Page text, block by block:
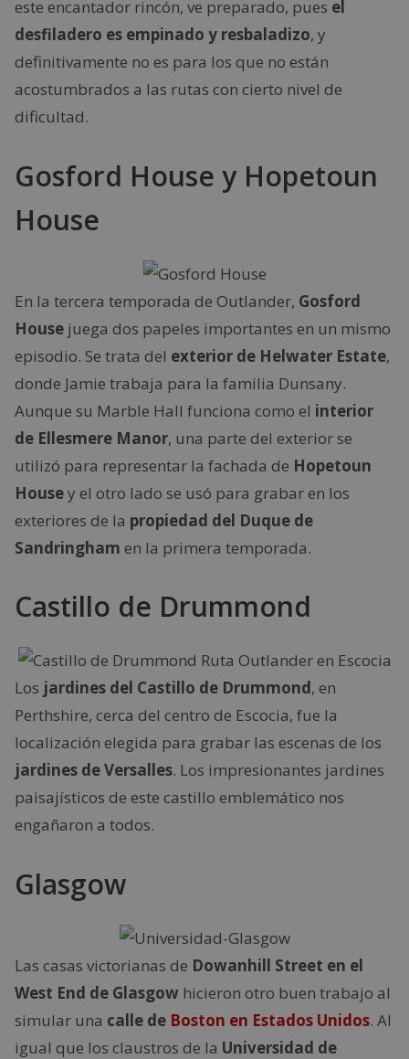
este encantador rincón, ve preparado, pues el
desfiladero es empinado y resbaladizo, y
definitivamente no es para los que no están
acostumbrados a las rutas con cierto nivel de
dificultad.
Gosford House y Hopetoun
House
En la tercera temporada de Outlander, Gosford
House juega dos papeles importantes en un mismo
episodio. Se trata del exterior de Helwater Estate,
donde Jamie trabaja para la familia Dunsany.
Aunque su Marble Hall funciona como el interior
de Ellesmere Manor, una parte del exterior se
utilizó para representar la fachada de Hopetoun
Housey el otro lado se usó para grabar en los
exteriores de la propiedad del Duque de
Sandringham en la primera temporada.
Castillo de Drummond
Los jardines del Castillo de Drummond, en
Perthshire, cerca del centro de Escocia, fue la
localización elegida para grabar las escenas de los
jardines de Versalles. Los impresionantes jardines
paisajísticos de este castillo emblemático nos
engañaron a todos.
Glasgow
Las casas victorianas de Dowanhill Street en el
West End de Glasgow hicieron otro buen trabajo al
simular una calle de Boston en Estados Unidos. Al
igual que los claustros de la Universidad de